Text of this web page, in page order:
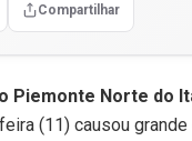
Compartilhar
Piemonte Norte do
(11) causou